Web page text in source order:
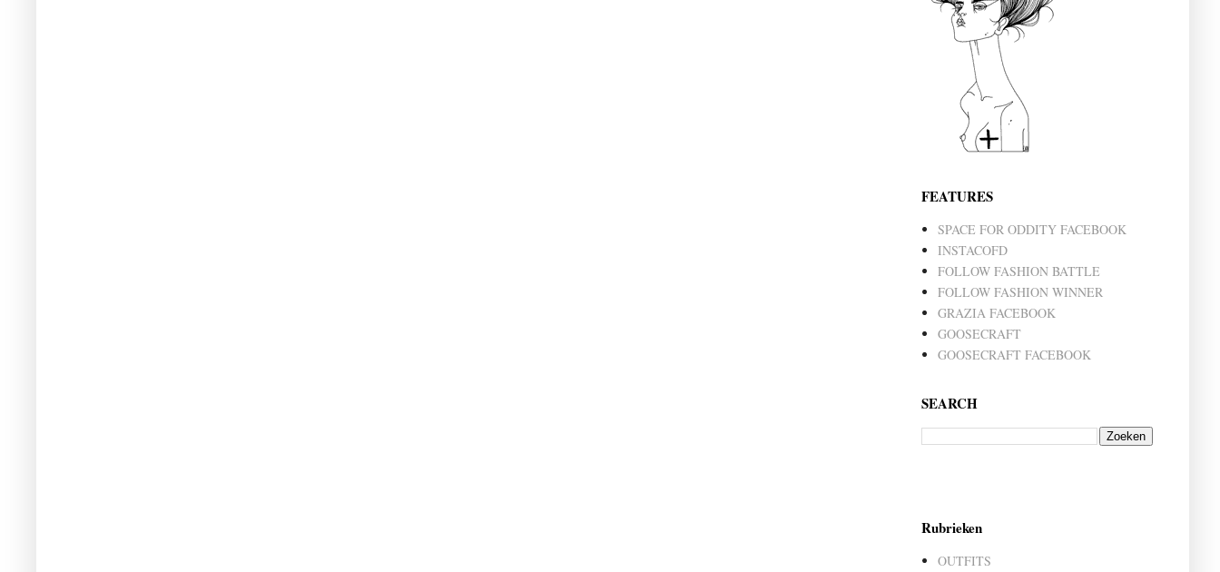
FEATURES
SPACE FOR ODDITY FACEBOOK
INSTACOFD
FOLLOW FASHION BATTLE
FOLLOW FASHION WINNER
GRAZIA FACEBOOK
GOOSECRAFT
GOOSECRAFT FACEBOOK
SEARCH
Rubrieken
OUTFITS